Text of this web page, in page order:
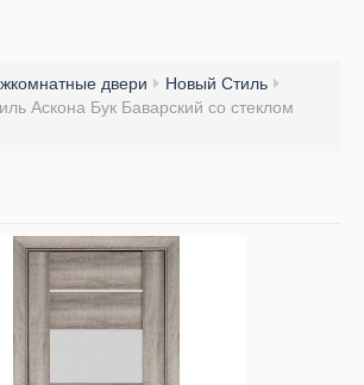
двери
Новый Стиль
Аскона Бук Баварский со стеклом